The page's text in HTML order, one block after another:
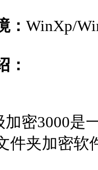
： WinXp/
：
加密3000是
件夹加密软